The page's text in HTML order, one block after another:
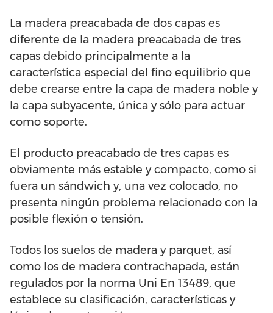
La madera preacabada de dos capas es
diferente de la madera preacabada de tres
capas debido principalmente a la
característica especial del fino equilibrio que
debe crearse entre la capa de madera noble y
la capa subyacente, única y sólo para actuar
como soporte.
El producto preacabado de tres capas es
obviamente más estable y compacto, como si
fuera un sándwich y, una vez colocado, no
presenta ningún problema relacionado con la
posible flexión o tensión.
Todos los suelos de madera y parquet, así
como los de madera contrachapada, están
regulados por la norma Uni En 13489, que
establece su clasificación, características y